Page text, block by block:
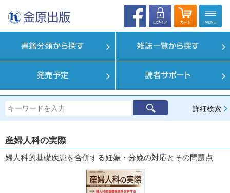
詳細検索
産婦人科の実際
婦人科的基礎疾患を合併する妊娠・分娩の対応とその問題点